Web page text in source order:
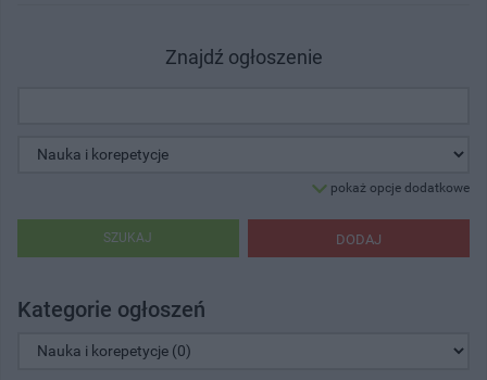
Znajdź ogłoszenie
pokaż opcje dodatkowe
DODAJ
SZUKAJ
Kategorie ogłoszeń